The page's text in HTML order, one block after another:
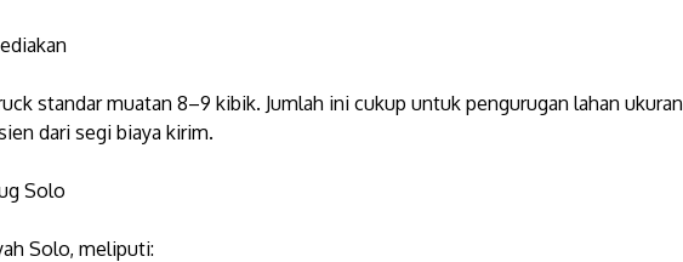
standar muatan 8–9 kibik. Jumlah ini cukup untuk pengurugan lahan ukuran
dari segi biaya kirim.
Solo
Solo, meliputi: